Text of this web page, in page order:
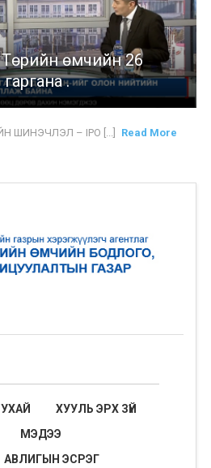
өмчийн 26
.
ШИНЭЧЛЭЛ – IPO [...] Read More
ХУУЛЬ ЭРХ ЗҮЙ
МЭДЭЭ
АВЛИГЫН ЭСРЭГ